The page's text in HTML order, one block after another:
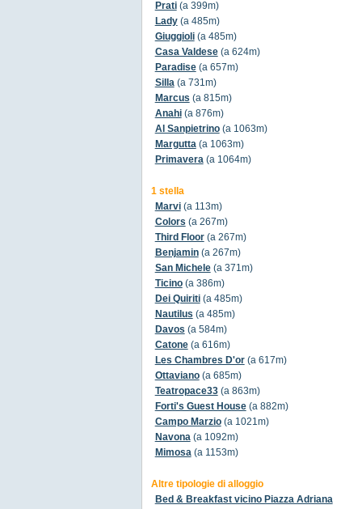
Prati(a 399m)
Lady(a 485m)
Giuggioli(a 485m)
Casa Valdese(a 624m)
Paradise(a 657m)
Silla(a 731m)
Marcus (a 815m)
Anahi(a 876m)
Al Sanpietrino(a 1063m)
Margutta(a 1063m)
Primavera(a 1064m)
1 stella
Marvi(a 113m)
Colors (a 267m)
Third Floor(a 267m)
Benjamin(a 267m)
San Michele(a 371m)
Ticino(a 386m)
Dei Quiriti(a 485m)
Nautilus (a 485m)
Davos (a 584m)
Catone(a 616m)
Les Chambres D'or(a 617m)
Ottaviano(a 685m)
Teatropace33(a 863m)
Forti's Guest House(a 882m)
Campo Marzio(a 1021m)
Navona(a 1092m)
Mimosa(a 1153m)
Altre tipologie di alloggio
Bed & Breakfast vicino Piazza Adriana